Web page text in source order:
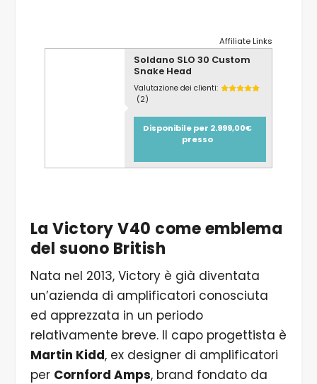
Affiliate Links
Soldano SLO 30 Custom
Snake Head
Valutazione dei clienti:
(2)
Disponibile per 2.999,00€
presso
La Victory V40 come emblema
del suono British
Nata nel 2013, Victory è già diventata
un’azienda di amplificatori conosciuta
ed apprezzata in un periodo
relativamente breve. Il capo progettista è
Martin Kidd, ex designer di amplificatori
per Cornford Amps, brand fondato da